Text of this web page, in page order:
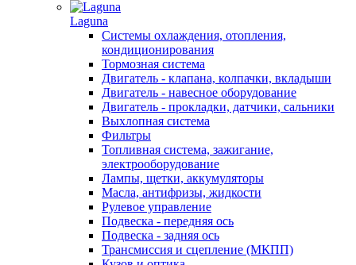
Laguna
Системы охлаждения, отопления,
кондиционирования
Тормозная система
Двигатель - клапана, колпачки, вкладыши
Двигатель - навесное оборудование
Двигатель - прокладки, датчики, сальники
Выхлопная система
Фильтры
Топливная система, зажигание,
электрооборудование
Лампы, щетки, аккумуляторы
Масла, антифризы, жидкости
Рулевое управление
Подвеска - передняя ось
Подвеска - задняя ось
Трансмиссия и сцепление (МКПП)